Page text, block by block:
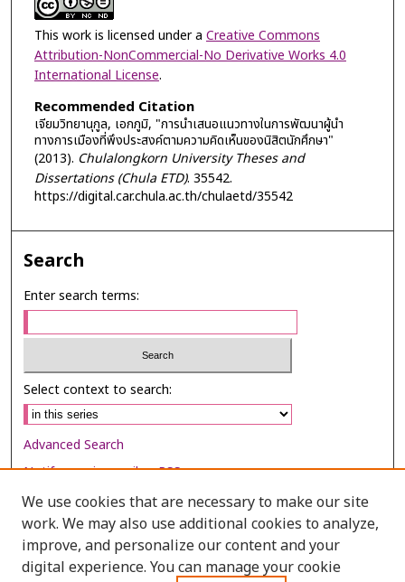
This work is licensed under a Creative Commons
Attribution-NonCommercial-No Derivative Works 4.0
International License.
Recommended Citation
เจียมวิทยานุกูล, เอกภูมิ, "การนำเสนอแนวทางในการพัฒนาผู้นำ
ทางการเมืองที่พึงประสงค์ตามความคิดเห็นของนิสิตนักศึกษา"
(2013). Chulalongkorn University Theses and
Dissertations (Chula ETD). 35542.
https://digital.car.chula.ac.th/chulaetd/35542
Search
Enter search terms:
Select context to search:
Advanced Search
Notify me via email orRSS
Browse
Collections
Disciplines
We use cookies that are necessary to make our site
work. We may also use additional cookies to analyze,
improve, and personalize our content and your
digital experience. You can manage your cookie